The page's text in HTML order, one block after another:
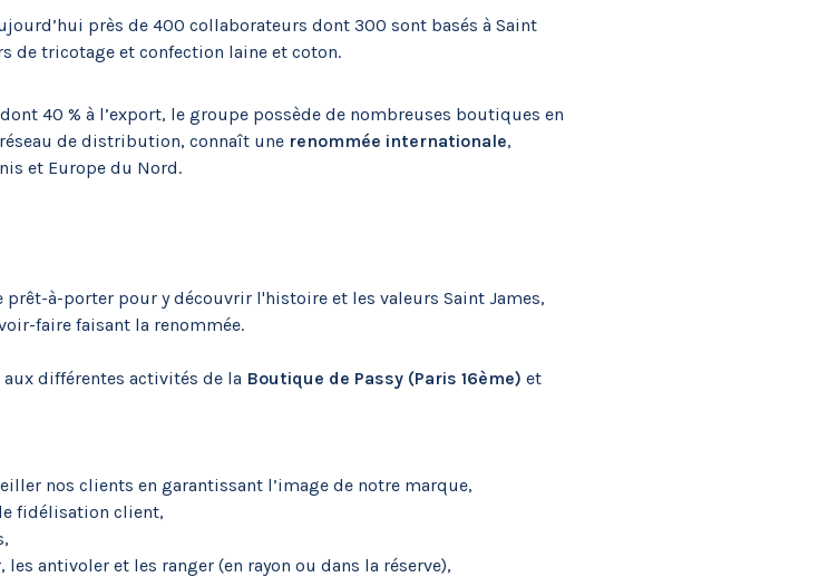
près de 400 collaborateurs dont 300 sont basés à Saint
de tricotage et confection laine et coton.
40 % à l’export, le groupe possède de nombreuses boutiques en
de distribution, connaît une renommée internationale,
et Europe du Nord.
prêt-à-porter pour y découvrir l'histoire et les valeurs Saint James,
faire faisant la renommée.
différentes activités de la Boutique de Passy (Paris 16ème) et
nos clients en garantissant l’image de notre marque,
fidélisation client,
antivoler et les ranger (en rayon ou dans la réserve),